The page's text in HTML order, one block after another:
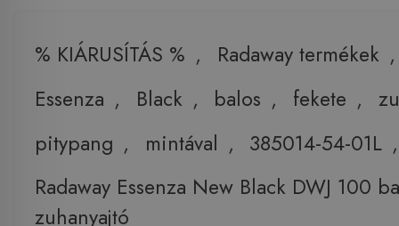
% KIÁRUSÍTÁS % , Radaway termékek
Essenza , Black , balos , fekete ,
pitypang , mintával , 385014-54-01L
Radaway Essenza New Black DWJ 100
zuhanyajtó